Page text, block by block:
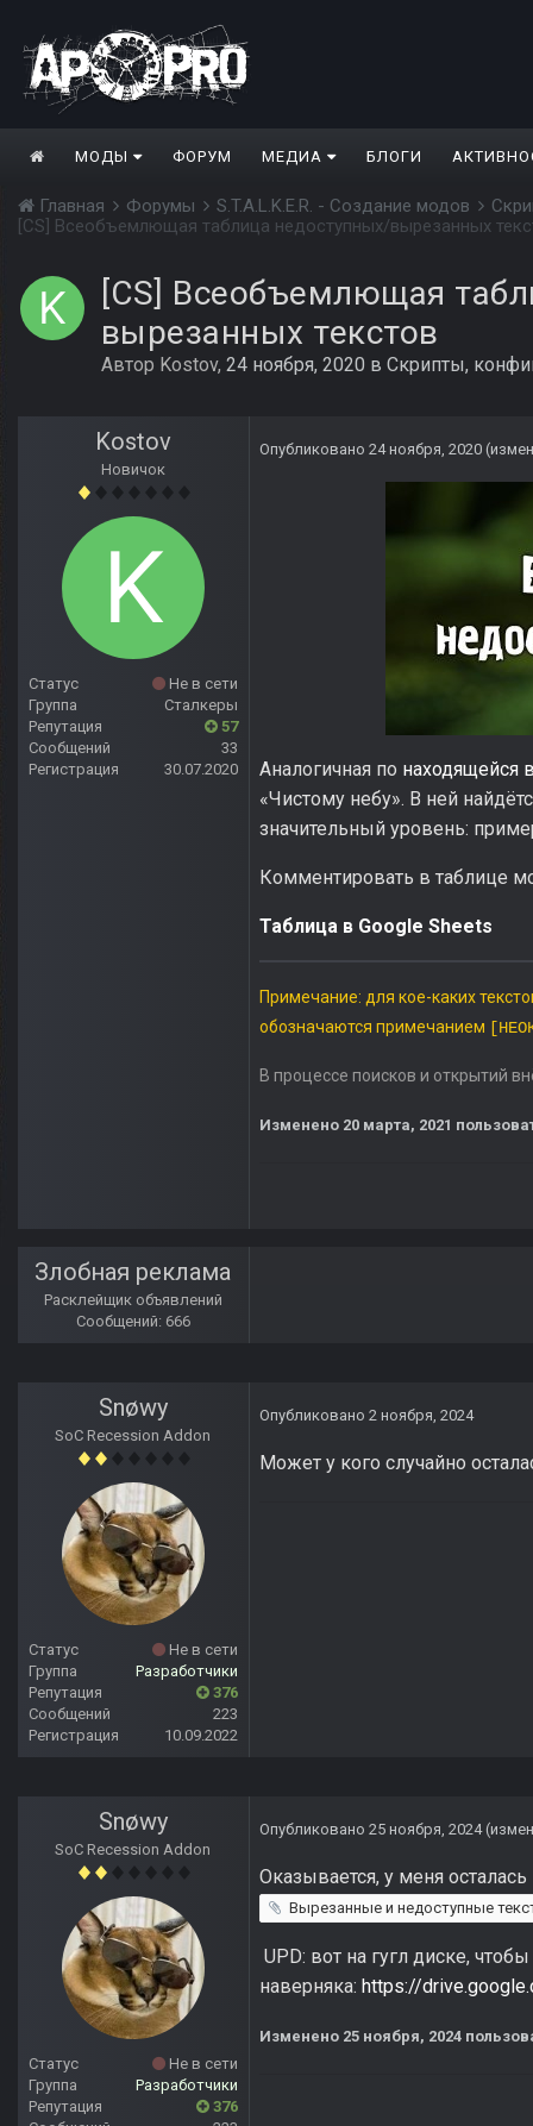
МОДЫ ФОРУМ МЕДИА БЛОГИ
Главная Форумы S.T.A.L.K.E.R. - Создание модов
[CS] Всеобъемлющая таблица недоступных/вырезанных
[CS] Всеобъемлющая
вырезанных текстов
Автор Kostov, 24 ноября, 2020 в Скрипты,
Kostov
Новичок
Статус
Не в сети
Группа
Сталкеры
Репутация
57
Сообщений
33
Регистрация
30.07.2020
Опубликовано 24 ноября, 2020
Аналогичная по находящейся
«Чистому небу». В ней
значительный уровень:
Комментировать в таблице
Таблица в Google Sheets
Примечание: для кое-каких
обозначаются примечанием
В процессе поисков и открытий
Изменено 20 марта, 2021
Злобная реклама
Расклейщик объявлений
Сообщений: 666
Snøwy
SoC Recession Addon
Статус
Не в сети
Группа
Разработчики
Репутация
376
Сообщений
223
Регистрация
10.09.2022
Опубликовано 2 ноября, 2024
Может у кого случайно
Snøwy
SoC Recession Addon
Статус
Не в сети
Группа
Разработчики
Репутация
376
Опубликовано 25 ноября, 2024
Оказывается, у меня
Вырезанные и недоступные тексты _ «S.T.A.L.K.E.R._
UPD: вот на гугл диске, чтобы
наверняка: https://
Изменено 25 ноября, 2024